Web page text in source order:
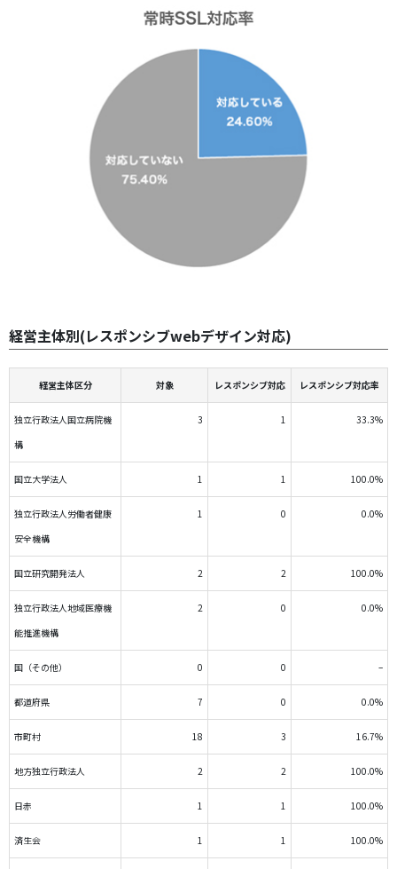
経営主体別(レスポンシブwebデザイン対応)
経営主体区分 対象 レスポンシブ対応 レスポンシブ対応率
独立行政法人国立病院機
構
3 1 33.3%
国立大学法人 1 1 100.0%
独立行政法人労働者健康
安全機構
1 0 0.0%
国立研究開発法人 2 2 100.0%
独立行政法人地域医療機
能推進機構
2 0 0.0%
国（その他） 0 0 –
都道府県 7 0 0.0%
市町村 18 3 16.7%
地方独立行政法人 2 2 100.0%
日赤 1 1 100.0%
済生会 1 1 100.0%